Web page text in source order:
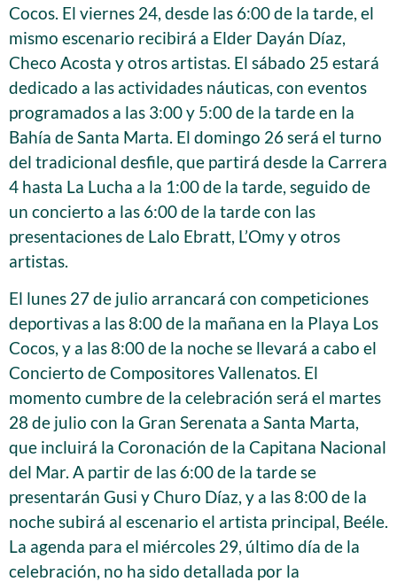
Cocos. El viernes 24, desde las 6:00 de la tarde, el
mismo escenario recibirá a Elder Dayán Díaz,
Checo Acosta y otros artistas. El sábado 25 estará
dedicado a las actividades náuticas, con eventos
programados a las 3:00 y 5:00 de la tarde en la
Bahía de Santa Marta. El domingo 26 será el turno
del tradicional desfile, que partirá desde la Carrera
4 hasta La Lucha a la 1:00 de la tarde, seguido de
un concierto a las 6:00 de la tarde con las
presentaciones de Lalo Ebratt, L’Omy y otros
artistas.
El lunes 27 de julio arrancará con competiciones
deportivas a las 8:00 de la mañana en la Playa Los
Cocos, y a las 8:00 de la noche se llevará a cabo el
Concierto de Compositores Vallenatos. El
momento cumbre de la celebración será el martes
28 de julio con la Gran Serenata a Santa Marta,
que incluirá la Coronación de la Capitana Nacional
del Mar. A partir de las 6:00 de la tarde se
presentarán Gusi y Churo Díaz, y a las 8:00 de la
noche subirá al escenario el artista principal, Beéle.
La agenda para el miércoles 29, último día de la
celebración, no ha sido detallada por la